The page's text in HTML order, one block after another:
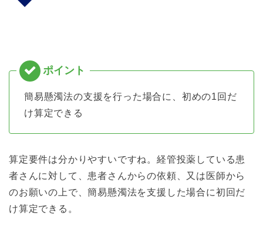
簡易懸濁法の支援を行った場合に、初めの1回だ
け算定できる
算定要件は分かりやすいですね。経管投薬している患
者さんに対して、患者さんからの依頼、又は医師から
のお願いの上で、簡易懸濁法を支援した場合に初回だ
け算定できる。